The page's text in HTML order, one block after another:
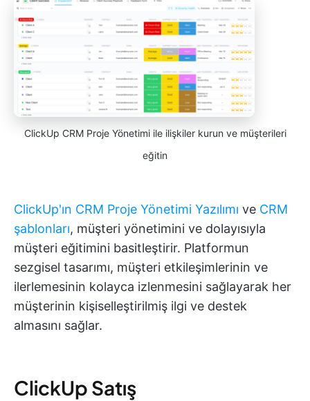
ClickUp CRM Proje Yönetimi ile ilişkiler kurun ve müşterileri
eğitin
ClickUp'ın CRM Proje Yönetimi Yazılımı ve CRM
şablonları, müşteri yönetimini ve dolayısıyla
müşteri eğitimini basitleştirir. Platformun
sezgisel tasarımı, müşteri etkileşimlerinin ve
ilerlemesinin kolayca izlenmesini sağlayarak her
müşterinin kişiselleştirilmiş ilgi ve destek
almasını sağlar.
ClickUp Satış